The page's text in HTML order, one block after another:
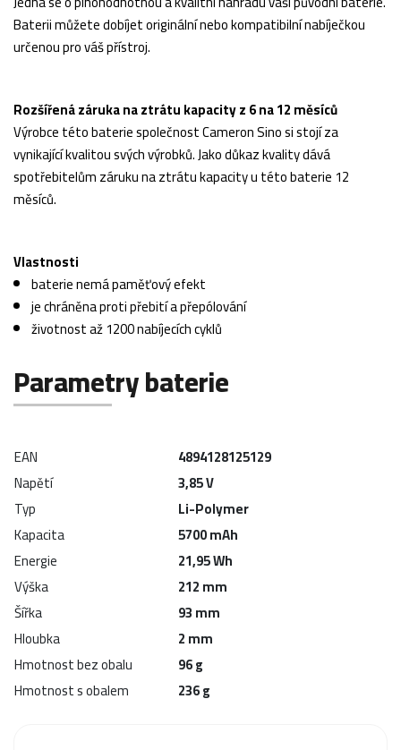
Baterii můžete dobíjet originální nebo kompatibilní nabíječkou
určenou pro váš přístroj.
Rozšířená záruka na ztrátu kapacity z 6 na 12 měsíců
Výrobce této baterie společnost Cameron Sino si stojí za
vynikající kvalitou svých výrobků. Jako důkaz kvality dává
spotřebitelům záruku na ztrátu kapacity u této baterie 12
měsíců.
Vlastnosti
baterie nemá paměťový efekt
je chráněna proti přebití a přepólování
životnost až 1200 nabíjecích cyklů
Parametry baterie
EAN
4894128125129
Napětí
3,85 V
Typ
Li-Polymer
Kapacita
5700 mAh
Energie
21,95 Wh
Výška
212 mm
Šířka
93 mm
Hloubka
2 mm
Hmotnost bez obalu
96 g
Hmotnost s obalem
236 g